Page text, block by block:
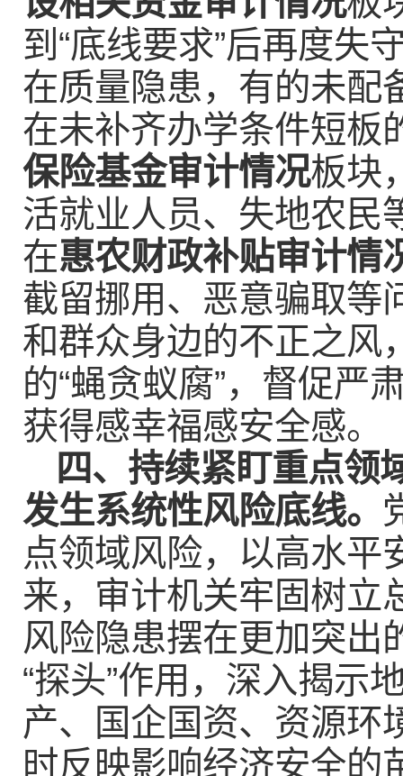
到“底线要求”后再度失
在质量隐患，有的未配
在未补齐办学条件短板
保险基金审计情况板块
活就业人员、失地农民
在惠农财政补贴审计情
截留挪用、恶意骗取等
和群众身边的不正之风
的“蝇贪蚁腐”，督促严
获得感幸福感安全感。
四、持续紧盯重点领
发生系统性风险底线。
点领域风险，以高水平
来，审计机关牢固树立
风险隐患摆在更加突出
“探头”作用，深入揭示
产、国企国资、资源环
时反映影响经济安全的